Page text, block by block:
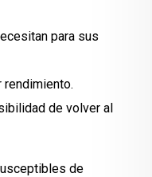
para sus
rendimiento.
de volver al
de